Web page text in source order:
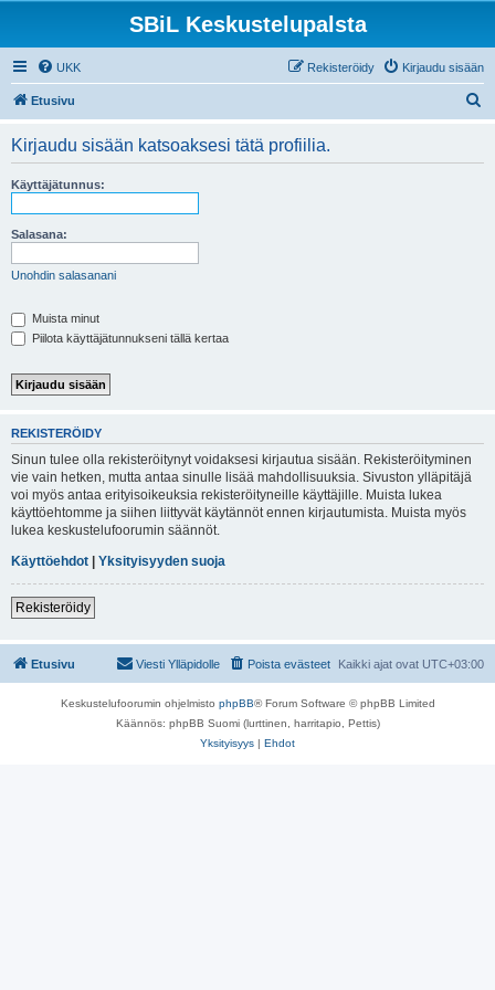
SBiL Keskustelupalsta
UKK Kirjaudu sisään
Rekisteröidy
Etusivu
Kirjaudu sisään katsoaksesi tätä profiilia.
Käyttäjätunnus:
Salasana:
Unohdin salasanani
Muista minut
Piilota käyttäjätunnukseni tällä kertaa
REKISTERÖIDY
Sinun tulee olla rekisteröitynyt voidaksesi kirjautua sisään. Rekisteröityminen
vie vain hetken, mutta antaa sinulle lisää mahdollisuuksia. Sivuston ylläpitäjä
voi myös antaa erityisoikeuksia rekisteröityneille käyttäjille. Muista lukea
käyttöehtomme ja siihen liittyvät käytännöt ennen kirjautumista. Muista myös
lukea keskustelufoorumin säännöt.
Käyttöehdot | Yksityisyyden suoja
Rekisteröidy
Etusivu Kaikki ajat ovat UTC+03:00
Poista evästeet
Viesti Ylläpidolle
Keskustelufoorumin ohjelmisto phpBB® Forum Software © phpBB Limited
Käännös: phpBB Suomi (lurttinen, harritapio, Pettis)
Yksityisyys | Ehdot